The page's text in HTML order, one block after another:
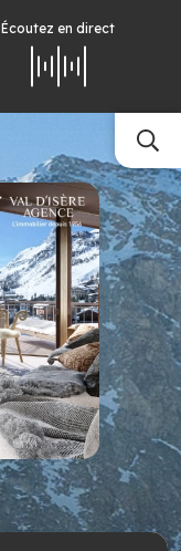
Écoutez en direct